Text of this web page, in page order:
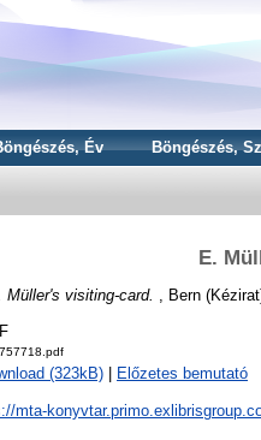
Év Böngészés,
E.
Müller's visiting-card. , Bern
(323kB) Előzetes bemutató
mta-